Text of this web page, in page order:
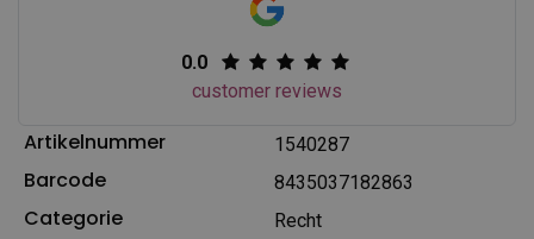
0.0
customer reviews
Artikelnummer 1540287
Barcode 8435037182863
Categorie Recht